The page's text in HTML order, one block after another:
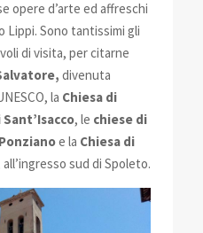
opere d’arte ed affreschi
Lippi. Sono tantissimi gli
di visita, per citarne
divenuta
la Chiesa di
, le chiese di
e la Chiesa di
sud di Spoleto.